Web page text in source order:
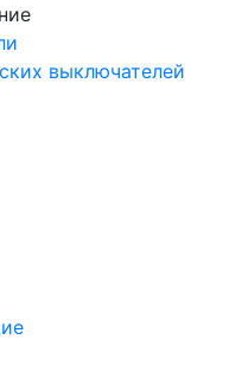
выключателей